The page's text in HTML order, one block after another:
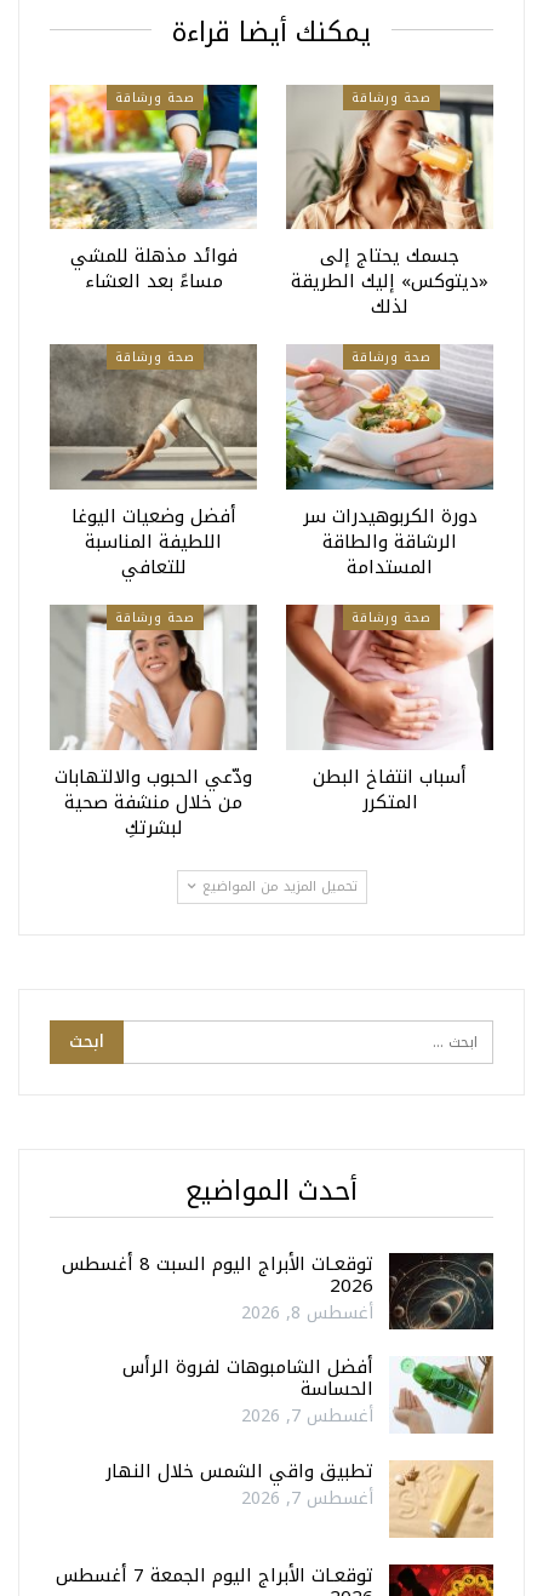
يمكنك أيضا قراءة
صحة ورشاقة
جسمك يحتاج إلى
«ديتوكس» إليك الطريقة
لذلك
صحة ورشاقة
فوائد مذهلة للمشي
مساءً بعد العشاء
صحة ورشاقة
دورة الكربوهيدرات سر
الرشاقة والطاقة
المستدامة
صحة ورشاقة
أفضل وضعيات اليوغا
اللطيفة المناسبة
للتعافي
صحة ورشاقة
أسباب انتفاخ البطن
المتكرر
صحة ورشاقة
ودّعي الحبوب والالتهابات
من خلال منشفة صحية
لبشرتكِ
تحميل المزيد من المواضيع
أحدث المواضيع
توقعـات الأبراج اليوم السبت 8 أغسطس
2026
أغسطس 8, 2026
أفضل الشامبوهات لفروة الرأس
الحساسة
أغسطس 7, 2026
تطبيق واقي الشمس خلال النهار
أغسطس 7, 2026
توقعـات الأبراج اليوم الجمعة 7 أغسطس